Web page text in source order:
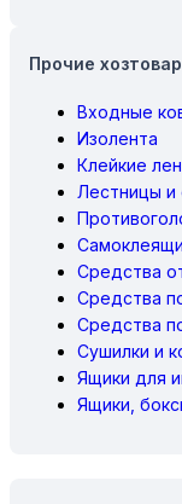
Прочие
Входные
Изолента
Клейкие
Лестницы и
Средства
Средства
Средства
Сушилки и
Ящики для
Ящики,